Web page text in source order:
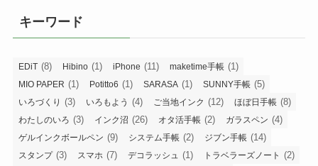
キーワード
EDiT (8) Hibino (1) iPhone (11) maketime手帳 (1)
MIO PAPER (1) Potitto6 (1) SARASA (1) SUNNY手帳 (5)
いろづくり (3) いろもよう (4) ご当地インク (12) ほぼ日手帳 (8)
わたしのいろ (3) インク沼 (26) オタ活手帳 (2) ガラスペン (4)
ゲルインクボールペン (9) システム手帳 (2) ジブン手帳 (14)
スタンプ(3) スマホ (7) デコラッシュ (1) トラベラーズノート (2)